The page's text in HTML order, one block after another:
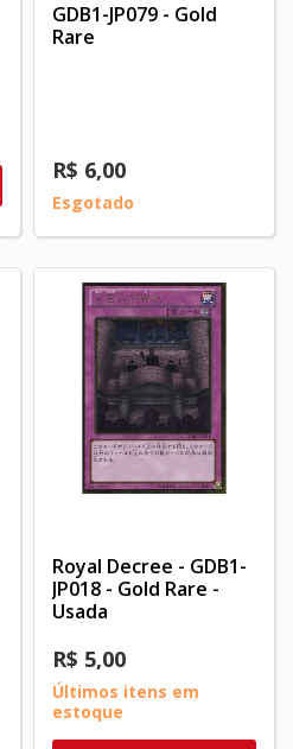
GDB1-JP079 - Gold
Rare
R$ 6,00
Esgotado
Royal Decree - GDB1-
JP018 - Gold Rare -
Usada
R$ 5,00
Últimos itens em
estoque